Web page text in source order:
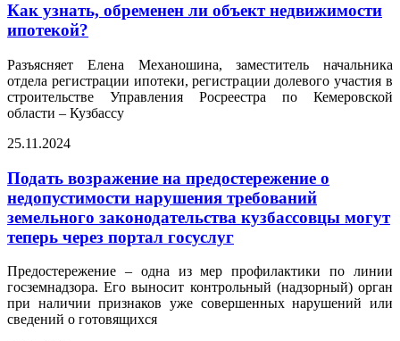
Как узнать, обременен ли объект недвижимости
ипотекой?
Разъясняет Елена Механошина, заместитель начальника
отдела регистрации ипотеки, регистрации долевого участия в
строительстве Управления Росреестра по Кемеровской
области – Кузбассу
25.11.2024
Подать возражение на предостережение о
недопустимости нарушения требований
земельного законодательства кузбассовцы могут
теперь через портал госуслуг
Предостережение – одна из мер профилактики по линии
госземнадзора. Его выносит контрольный (надзорный) орган
при наличии признаков уже совершенных нарушений или
сведений о готовящихся